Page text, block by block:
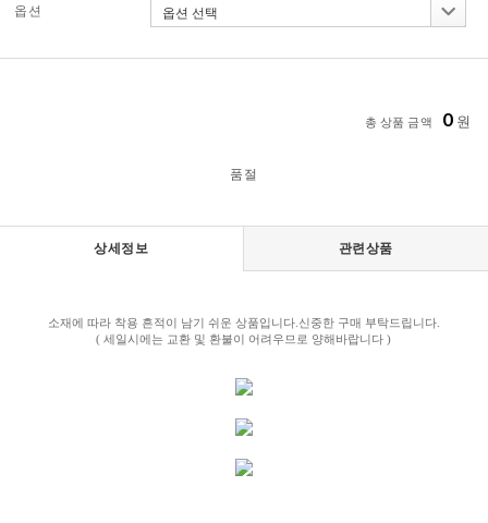
옵션
총 상품 금액 0 원
품절
상세정보 관련상품
소재에 따라 착용 흔적이 남기 쉬운 상품입니다.신중한 구매 부탁드립니다.
( 세일시에는 교환 및 환불이 어려우므로 양해바랍니다 )